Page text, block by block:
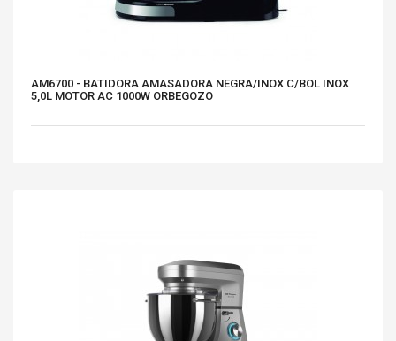
AM6700 - BATIDORA AMASADORA NEGRA/INOX C/BOL INOX
5,0L MOTOR AC 1000W ORBEGOZO